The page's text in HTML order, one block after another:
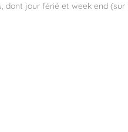
dont jour férié et week end (sur